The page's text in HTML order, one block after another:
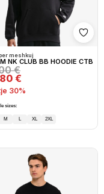
meshkuj
NK CLUB BB HOODIE CTB
€
€
30%
sizes:
M L XL 2XL